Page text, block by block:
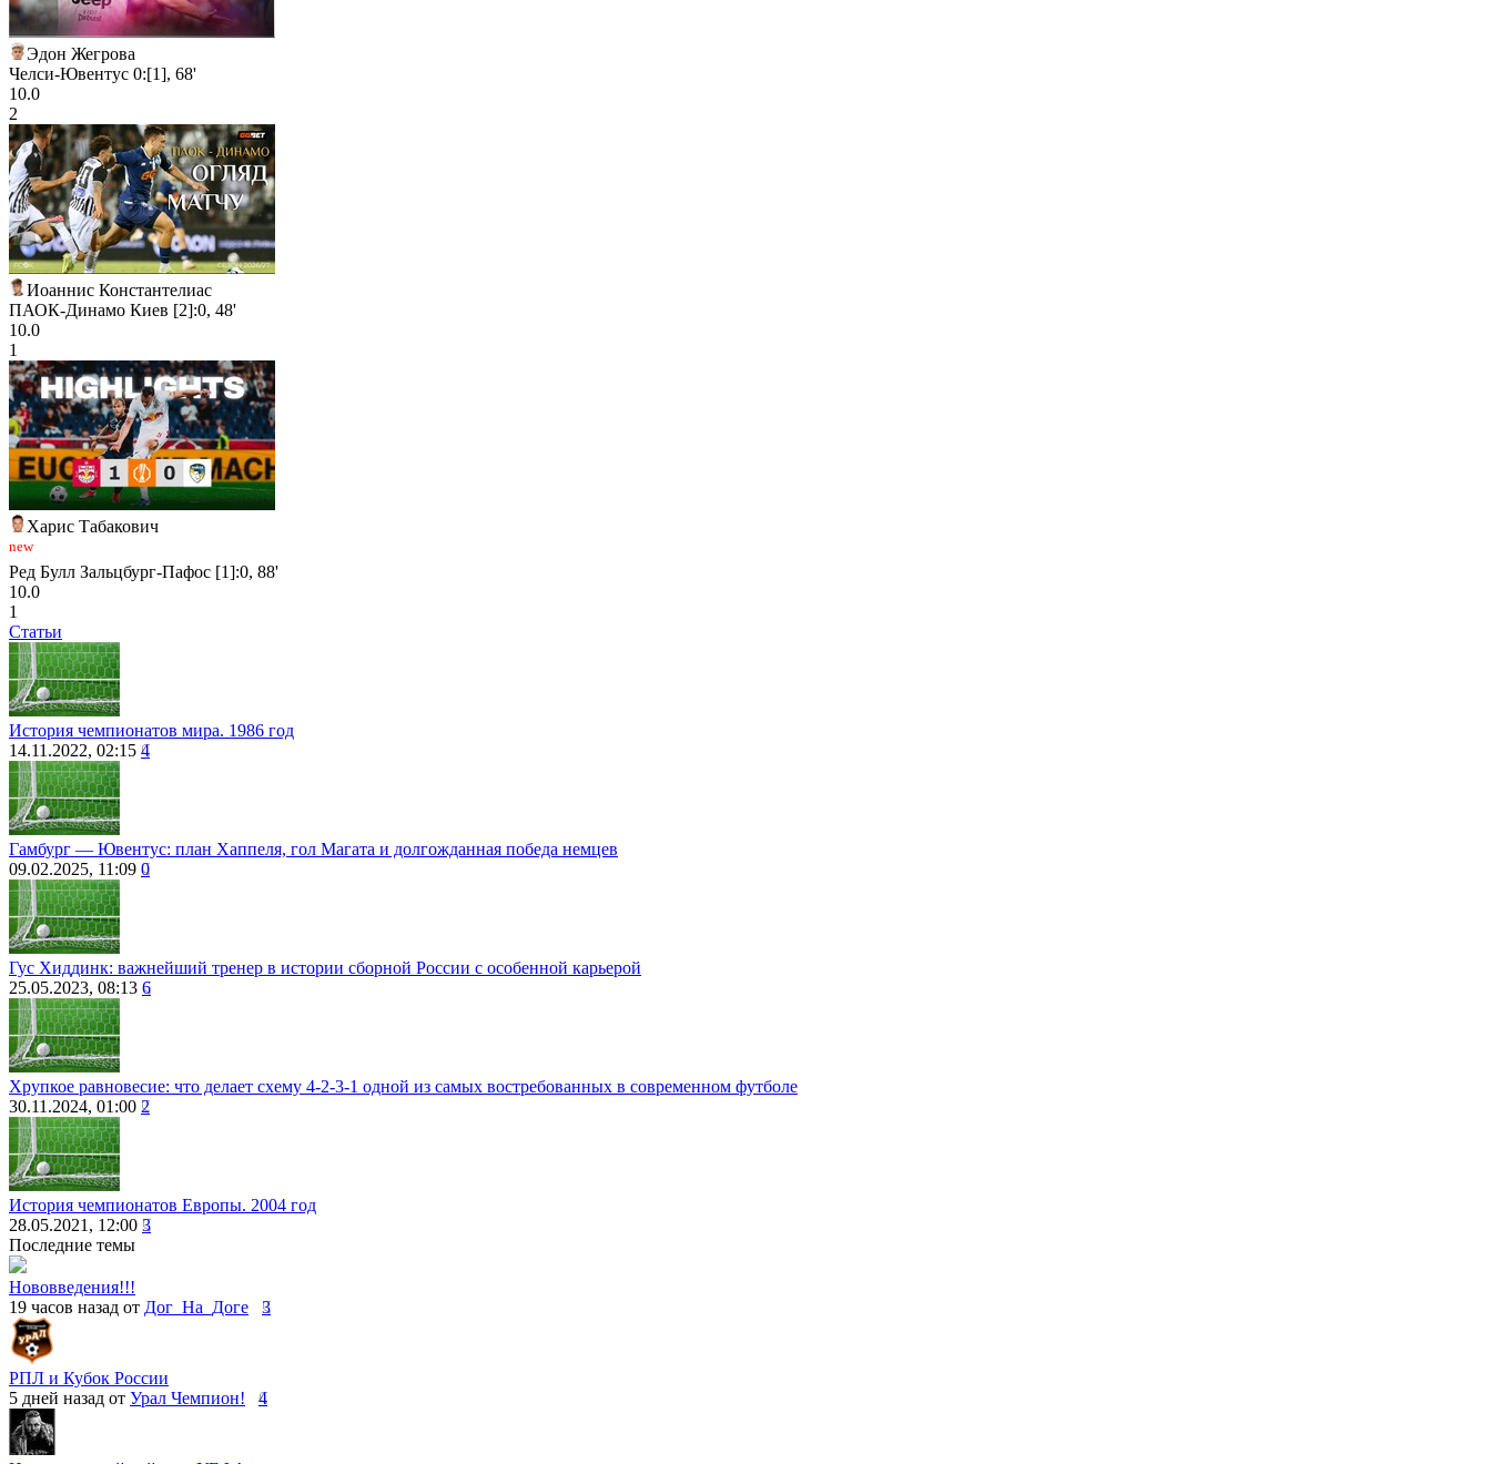
Эдон Жегрова
Челси-Ювентус 0:[1], 68'
10.0
2
Иоаннис Константелиас
ПАОК-Динамо Киев [2]:0, 48'
10.0
1
Харис Табакович
new
Ред Булл Зальцбург-Пафос [1]:0, 88'
10.0
1
Статьи
История чемпионатов мира. 1986 год
14.11.2022, 02:15 4
Гамбург ― Ювентус: план Хаппеля, гол Магата и долгожданная победа немцев
09.02.2025, 11:09 0
Гус Хиддинк: важнейший тренер в истории сборной России с особенной карьерой
25.05.2023, 08:13 6
Хрупкое равновесие: что делает схему 4-2-3-1 одной из самых востребованных в современном футболе
30.11.2024, 01:00 2
История чемпионатов Европы. 2004 год
28.05.2021, 12:00 3
Последние темы
Нововведения!!!
19 часов назад от Дог_На_Доге 3
РПЛ и Кубок России
5 дней назад от Урал Чемпион! 4